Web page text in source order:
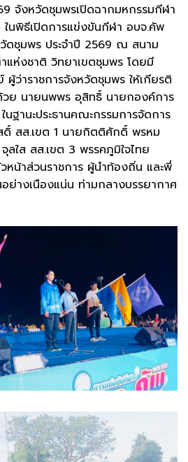
จังหวัดชุมพรเปิดฉากมหกรรมกีฬา
นพิธีเปิดการแข่งขันกีฬา อบจ.คัพ
วัดชุมพร ประจำปี 2569 ณ สนาม
แห่งชาติ วิทยาเขตชุมพร โดยมี
ว่าราชการจังหวัดชุมพร ให้เกียรติ
วย นายนพพร อุสิทธิ์ นายกองค์การ
ฐานะประธานคณะกรรมการจัดการ
สส.เขต 1 นายกิตติศักดิ์ พรหม
ใส สส.เขต 3 พรรคภูมิใจไทย
น้าส่วนราชการ ผู้นำท้องถิ่น และพี่
อย่างเนืองแน่น ท่ามกลางบรรยากาศ